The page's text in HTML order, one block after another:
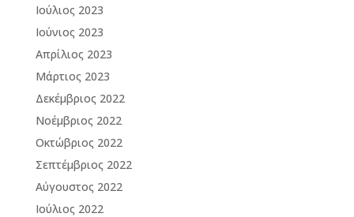
Ιούλιος 2023
Ιούνιος 2023
Απρίλιος 2023
Μάρτιος 2023
Δεκέμβριος 2022
Νοέμβριος 2022
Οκτώβριος 2022
Σεπτέμβριος 2022
Αύγουστος 2022
Ιούλιος 2022